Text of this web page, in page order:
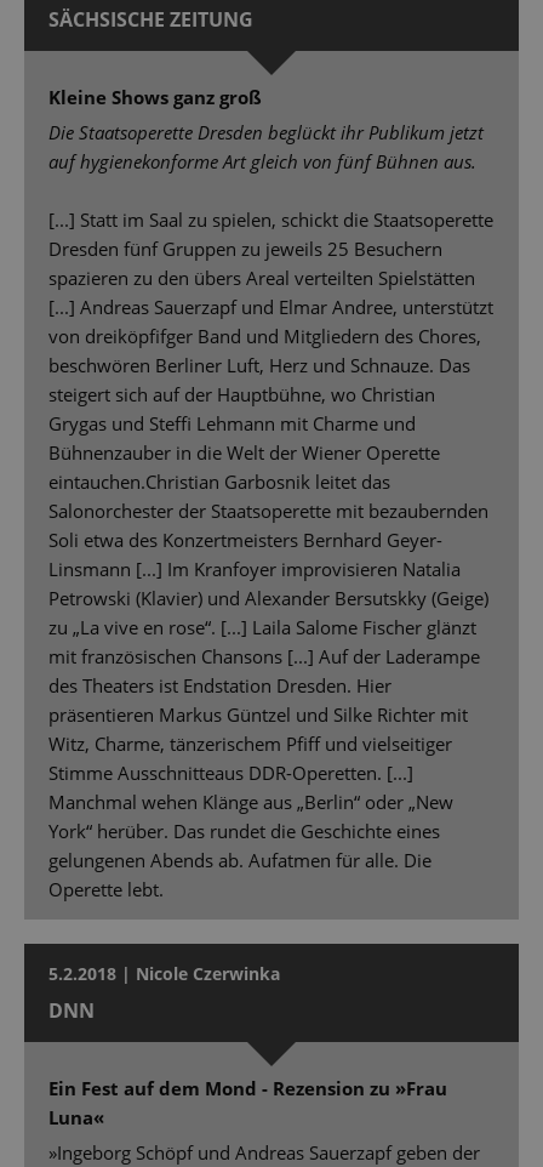
SÄCHSISCHE ZEITUNG
Kleine Shows ganz groß
Die Staatsoperette Dresden beglückt ihr Publikum jetzt
auf hygienekonforme Art gleich von fünf Bühnen aus.
[...] Statt im Saal zu spielen, schickt die Staatsoperette
Dresden fünf Gruppen zu jeweils 25 Besuchern
spazieren zu den übers Areal verteilten Spielstätten
[...] Andreas Sauerzapf und Elmar Andree, unterstützt
von dreiköpfifger Band und Mitgliedern des Chores,
beschwören Berliner Luft, Herz und Schnauze. Das
steigert sich auf der Hauptbühne, wo Christian
Grygas und Steffi Lehmann mit Charme und
Bühnenzauber in die Welt der Wiener Operette
eintauchen.Christian Garbosnik leitet das
Salonorchester der Staatsoperette mit bezaubernden
Soli etwa des Konzertmeisters Bernhard Geyer-
Linsmann [...] Im Kranfoyer improvisieren Natalia
Petrowski (Klavier) und Alexander Bersutskky (Geige)
zu „La vive en rose“. [...] Laila Salome Fischer glänzt
mit französischen Chansons [...] Auf der Laderampe
des Theaters ist Endstation Dresden. Hier
präsentieren Markus Güntzel und Silke Richter mit
Witz, Charme, tänzerischem Pfiff und vielseitiger
Stimme Ausschnitteaus DDR-Operetten. [...]
Manchmal wehen Klänge aus „Berlin“ oder „New
York“ herüber. Das rundet die Geschichte eines
gelungenen Abends ab. Aufatmen für alle. Die
Operette lebt.
5.2.2018 | Nicole Czerwinka
DNN
Ein Fest auf dem Mond - Rezension zu »Frau
Luna«
»Ingeborg Schöpf und Andreas Sauerzapf geben der